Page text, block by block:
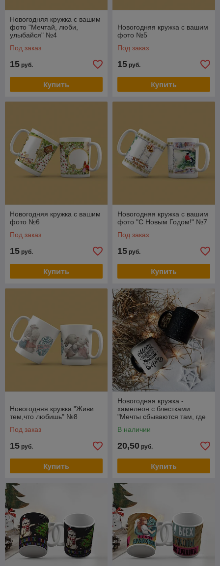
Новогодняя кружка с вашим
фото "Мечтай, люби,
улыбайся" №4
Под заказ
15 руб.
Купить
Новогодняя кружка с вашим
фото №5
Под заказ
15 руб.
Купить
Новогодняя кружка с вашим
фото №6
Под заказ
15 руб.
Купить
Новогодняя кружка с вашим
фото "С Новым Годом!" №7
Под заказ
15 руб.
Купить
Новогодняя кружка "Живи
тем,что любишь" №8
Под заказ
15 руб.
Купить
Новогодняя кружка -
хамелеон с блестками
"Мечты сбываются там, где
В наличии
20,50 руб.
Купить